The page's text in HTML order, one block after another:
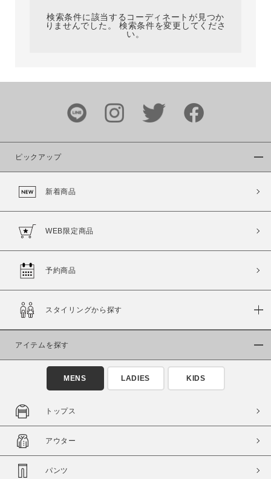
価格
商品タイプ
通常商品
在庫
在庫あり 在庫なし含む
検索条件に該当するコーディネートが見つか
りませんでした。 検索条件を変更してくださ
い。
ピックアップ
新着商品
WEB限定商品
予約商品
スタイリングから探す
アイテムを探す
MENS LADIES KIDS
トップス
アウター
パンツ